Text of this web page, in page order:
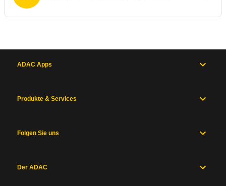
ADAC Apps
Produkte & Services
Folgen Sie uns
Der ADAC